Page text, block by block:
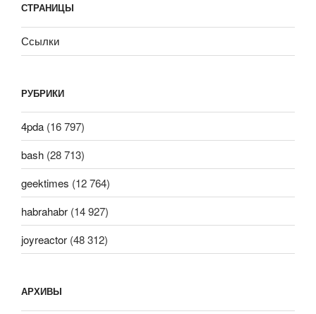
СТРАНИЦЫ
Ссылки
РУБРИКИ
4pda (16 797)
bash (28 713)
geektimes (12 764)
habrahabr (14 927)
joyreactor (48 312)
АРХИВЫ